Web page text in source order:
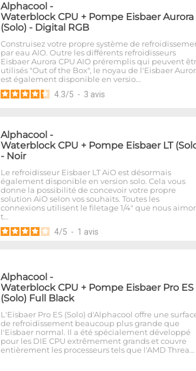
Alphacool -
Waterblock CPU + Pompe Eisbaer Aurora
(Solo) - Digital RGB
Construisez votre propre système de
par eau AIO. Outre les différents refroidisseurs
Eisbaer Aurora CPU AIO préremplis qui peuvent
utilisés "Out of the Box", le noyau de l'Eisbaer
est également disponible en versio…
4.3/5 - 3 avis
Alphacool -
Waterblock CPU + Pompe Eisbaer LT
- Noir
Le refroidisseur Eisbaer LT AiO est désormais
également disponible en version solo. Cela vous
donne la possibilité de concevoir votre propre
solution AiO selon vos souhaits. Toutes les
connexions utilisent le filetage 1/4" que nous
t…
4/5 - 1 avis
Alphacool -
Waterblock CPU + Pompe Eisbaer Pro ES
(Solo) Full Black
L'Eisbaer Pro ES (Solo) d'Alphacool offre une
de refroidissement beaucoup plus grande que
l'Eisbaer normal. Il a été spécialement développé
pour les DIE CPU extrêmement grands et couvre
entièrement les processeurs tels que l'AMD Threa…